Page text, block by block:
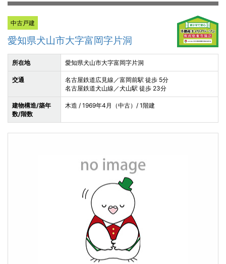
中古戸建
愛知県犬山市大字富岡字片洞
所在地 愛知県犬山市大字富岡字片洞
交通
名古屋鉄道広見線／富岡前駅 徒歩 5分
名古屋鉄道犬山線／犬山駅 徒歩 23分
建物構造/築年
数/階数
木造 / 1969年4月（中古）/ 1階建